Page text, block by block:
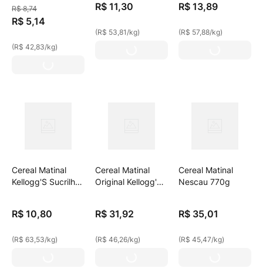
R$ 8,74
R$ 5,14
(R$ 42,83/kg)
R$ 11,30
(R$ 53,81/kg)
R$ 13,89
(R$ 57,88/kg)
Cereal Matinal
Kellogg'S Sucrilhos
R$ 10,80
(R$ 63,53/kg)
Cereal Matinal
Original Kellogg'S
R$ 31,92
(R$ 46,26/kg)
Cereal Matinal
Nescau 770g
R$ 35,01
(R$ 45,47/kg)